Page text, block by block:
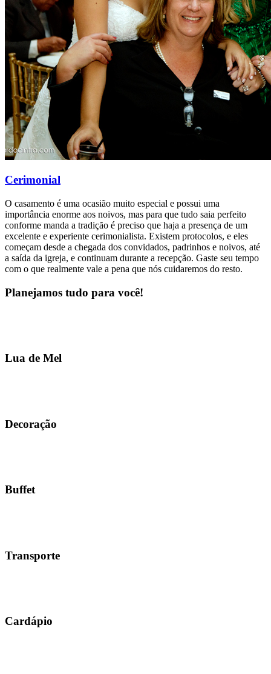
Cerimonial
O casamento é uma ocasião muito especial e possui uma
importância enorme aos noivos, mas para que tudo saia perfeito
conforme manda a tradição é preciso que haja a presença de um
excelente e experiente cerimonialista. Existem protocolos, e eles
começam desde a chegada dos convidados, padrinhos e noivos, até
a saída da igreja, e continuam durante a recepção. Gaste seu tempo
com o que realmente vale a pena que nós cuidaremos do resto.
Planejamos tudo para você!
Lua de Mel
Decoração
Buffet
Transporte
Cardápio